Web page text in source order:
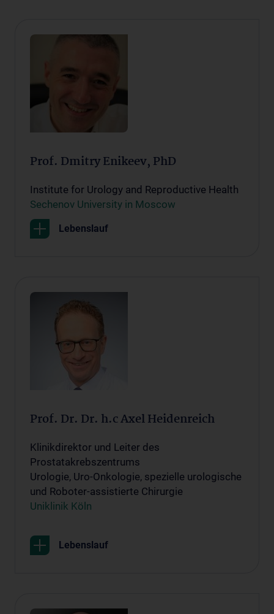
Prof. Dmitry Enikeev, PhD
Institute for Urology and Reproductive Health
Sechenov University in Moscow
Lebenslauf
Prof. Dr. Dr. h.c Axel Heidenreich
Klinikdirektor und Leiter des
Prostatakrebszentrums
Urologie, Uro-Onkologie, spezielle urologische
und Roboter-assistierte Chirurgie
Uniklinik Köln
Lebenslauf